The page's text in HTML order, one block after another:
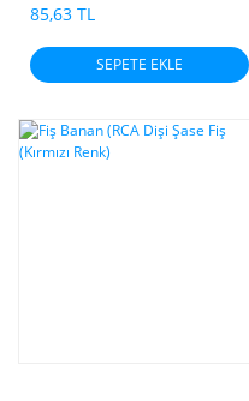
85,63 TL
SEPETE EKLE